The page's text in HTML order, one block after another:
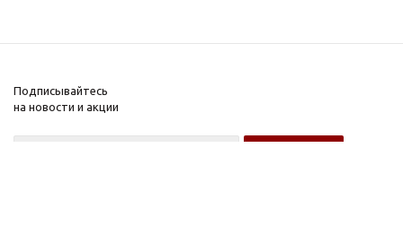
Подписывайтесь
на новости и акции